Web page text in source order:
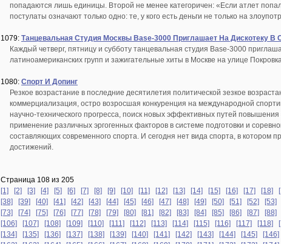
попадаются лишь единицы. Второй не менее категоричен: «Если атлет
постулаты означают только одно: те, у кого есть деньги не только на
1079: Танцевальная Студия Москвы Base-3000 Приглашает На Дискотеку В
Каждый четверг, пятницу и субботу танцевальная студия Base-3000
латиноамериканских групп и зажигательные хиты в Москве на улице
1080: Спорт И Допинг
Резкое возрастание в последние десятилетия политической зезкое
коммерциализация, остро возросшая конкуренция на международной
научно-технического прогресса, поиск новых эффективных путей
применение различных эргогенных факторов в системе подготовки и
составляющих современного спорта. И сегодня нет вида спорта, в котором
достижений.
Страница 108 из 205
[1]
[2] [3] [4] [5] [6] [7] [8] [9] [10] [11] [12] [13] [14] [15] [16] [17] [18]
[38]
[39] [40] [41] [42] [43] [44] [45] [46] [47] [48] [49] [50] [51] [52] [53]
[73]
[74] [75] [76] [77] [78] [79] [80] [81] [82] [83] [84] [85] [86] [87] [88]
[106]
[107] [108] [109] [110] [111] [112] [113] [114] [115] [116] [117] [118]
[134]
[135] [136] [137] [138] [139] [140] [141] [142] [143] [144] [145] [146]